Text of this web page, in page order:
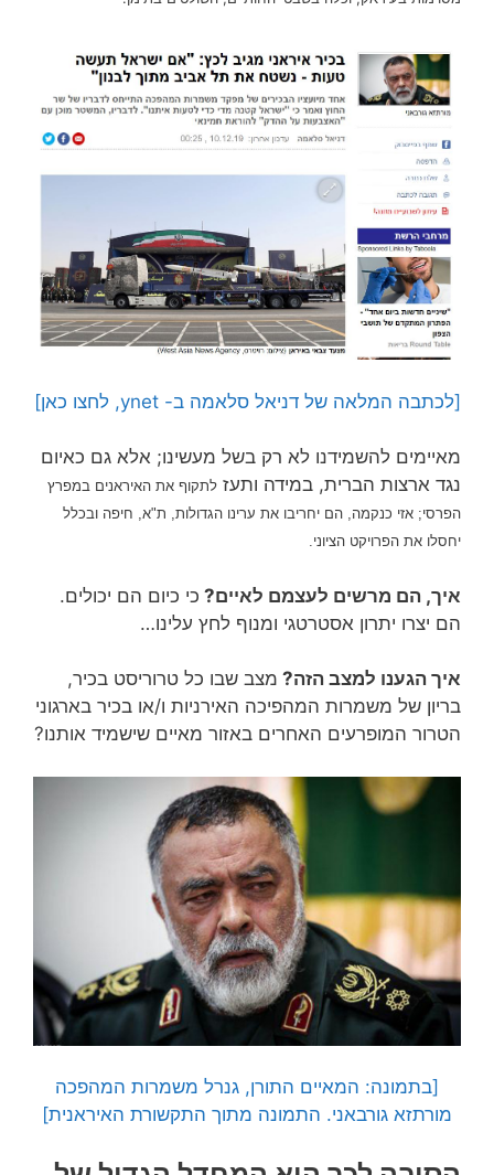
[לכתבה המלאה של דניאל סלאמה ב- ynet, לחצו כאן]
מאיימים להשמידנו לא רק בשל מעשינו; אלא גם כאיום
נגד ארצות הברית, במידה ותעז לתקוף את האיראנים במפרץ
הפרסי; אזי כנקמה, הם יחריבו את ערינו הגדולות, ת"א, חיפה ובכלל
יחסלו את הפרויקט הציוני.
איך, הם מרשים לעצמם לאיים? כי כיום הם יכולים.
הם יצרו יתרון אסטרטגי ומנוף לחץ עלינו…
איך הגענו למצב הזה? מצב שבו כל טרוריסט בכיר,
בריון של משמרות המהפיכה האירניות ו/או בכיר בארגוני
הטרור המופרעים האחרים באזור מאיים שישמיד אותנו?
[בתמונה: המאיים התורן, גנרל משמרות המהפכה
מורתזא גורבאני. התמונה מתוך התקשורת האיראנית]